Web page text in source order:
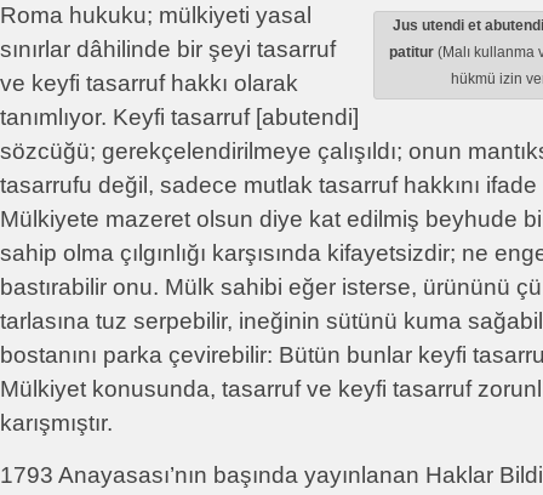
Jus utendi et
patitur (Malı kullanma
hükmü izin
Roma hukuku; mülkiyeti yasal
sınırlar dâhilinde bir şeyi tasarruf
ve keyfi tasarruf hakkı olarak
tanımlıyor. Keyfi tasarruf [abutendi]
sözcüğü; gerekçelendirilmeye çalışıldı; onun
tasarrufu değil, sadece mutlak tasarruf hakkını
Mülkiyete mazeret olsun diye kat edilmiş beyhude bir
sahip olma çılgınlığı karşısında kifayetsizdir; ne
bastırabilir onu. Mülk sahibi eğer isterse, ürününü
tarlasına tuz serpebilir, ineğinin sütünü kuma
bostanını parka çevirebilir: Bütün bunlar keyfi
Mülkiyet konusunda, tasarruf ve keyfi tasarruf
karışmıştır.
1793 Anayasası’nın başında yayınlanan Haklar